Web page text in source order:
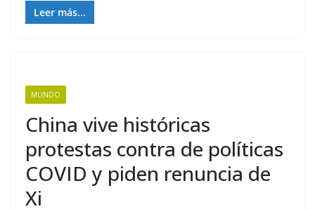
Leer más...
MUNDO
China vive históricas
protestas contra de políticas
COVID y piden renuncia de
Xi